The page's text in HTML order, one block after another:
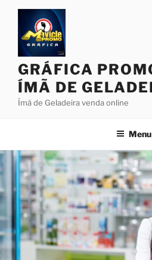
Pular
conteúdo
GRÁFICA
ÍMÃ DE
Ímã de Geladeira venda online
Menu